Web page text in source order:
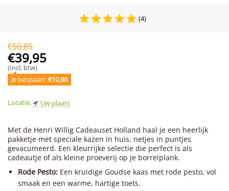
(4)
€50,85
€39,95
(Incl. btw)
Je bespaart: €10,90
Locatie: Uw plaats
Met de Henri Willig Cadeauset Holland haal je een heerlijk
pakketje met speciale kazen in huis, netjes in puntjes
gevacumeerd. Een kleurrijke selectie die perfect is als
cadeautje of als kleine proeverij op je borrelplank.
Rode Pesto: Een kruidige Goudse kaas met rode pesto, vol
smaak en een warme, hartige toets.